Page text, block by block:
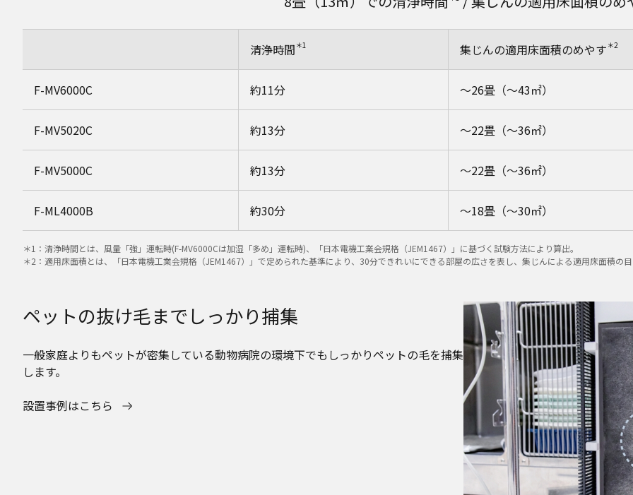
清浄時間 ＊1 集じんの適用床面積のめやす ＊2
F-MV6000C 約11分 ～26畳（～43㎡）
F-MV5020C 約13分 ～22畳（～36㎡）
F-MV5000C 約13分 ～22畳（～36㎡）
F-ML4000B 約30分 ～18畳（～30㎡）
＊1：清浄時間とは、風量「強」運転時(F-MV6000Cは加湿「多め」運転時)、「日本電機工業会規格（JEM1467）」に基づく試験方法により算出。
＊2：適用床面積とは、「日本電機工業会規格（JEM1467）」で定められた基準により、30分できれいにできる部屋の広さを表し、集じんによる適用床面積の
ペットの抜け毛までしっかり捕集
一般家庭よりもペットが密集している動物病院の環境下でもしっかりペットの毛を捕集
します。
設置事例はこちら